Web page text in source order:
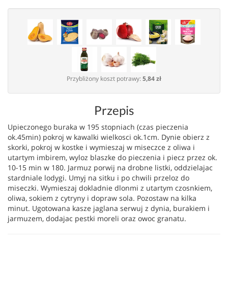
Przybliżony koszt potrawy:5,84 zł
Przepis
Upieczonego buraka w 195 stopniach (czas pieczenia
ok.45min) pokroj w kawalki wielkosci ok.1cm. Dynie obierz z
skorki, pokroj w kostke i wymieszaj w miseczce z oliwa i
utartym imbirem, wyloz blaszke do pieczenia i piecz przez ok.
10-15 min w 180. Jarmuz porwij na drobne listki, oddzielajac
stardniale lodygi. Umyj na sitku i po chwili przeloz do
miseczki. Wymieszaj dokladnie dlonmi z utartym czosnkiem,
oliwa, sokiem z cytryny i dopraw sola. Pozostaw na kilka
minut. Ugotowana kasze jaglana serwuj z dynia, burakiem i
jarmuzem, dodajac pestki moreli oraz owoc granatu.